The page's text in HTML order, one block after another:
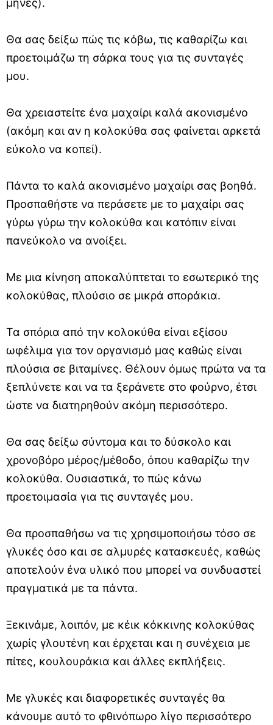
μήνες).
Θα σας δείξω πώς τις κόβω, τις καθαρίζω και
προετοιμάζω τη σάρκα τους για τις συνταγές
μου.
Θα χρειαστείτε ένα μαχαίρι καλά ακονισμένο
(ακόμη και αν η κολοκύθα σας φαίνεται αρκετά
εύκολο να κοπεί).
Πάντα το καλά ακονισμένο μαχαίρι σας βοηθά.
Προσπαθήστε να περάσετε με το μαχαίρι σας
γύρω γύρω την κολοκύθα και κατόπιν είναι
πανεύκολο να ανοίξει.
Με μια κίνηση αποκαλύπτεται το εσωτερικό της
κολοκύθας, πλούσιο σε μικρά σποράκια.
Τα σπόρια από την κολοκύθα είναι εξίσου
ωφέλιμα για τον οργανισμό μας καθώς είναι
πλούσια σε βιταμίνες. Θέλουν όμως πρώτα να τα
ξεπλύνετε και να τα ξεράνετε στο φούρνο, έτσι
ώστε να διατηρηθούν ακόμη περισσότερο.
Θα σας δείξω σύντομα και το δύσκολο και
χρονοβόρο μέρος/μέθοδο, όπου καθαρίζω την
κολοκύθα. Ουσιαστικά, το πώς κάνω
προετοιμασία για τις συνταγές μου.
Θα προσπαθήσω να τις χρησιμοποιήσω τόσο σε
γλυκές όσο και σε αλμυρές κατασκευές, καθώς
αποτελούν ένα υλικό που μπορεί να συνδυαστεί
πραγματικά με τα πάντα.
Ξεκινάμε, λοιπόν, με κέικ κόκκινης κολοκύθας
χωρίς γλουτένη και έρχεται και η συνέχεια με
πίτες, κουλουράκια και άλλες εκπλήξεις.
Με γλυκές και διαφορετικές συνταγές θα
κάνουμε αυτό το φθινόπωρο λίγο περισσότερο